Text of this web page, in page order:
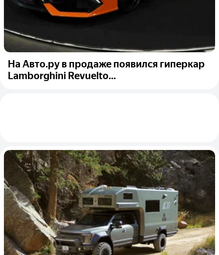
На Авто.ру в продаже появился гиперкар
Lamborghini Revuelto...